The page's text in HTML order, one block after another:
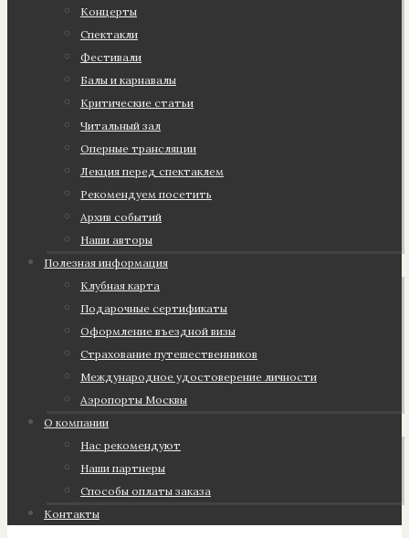
Концерты
Спектакли
Фестивали
Балы и карнавалы
Критические статьи
Читальный зал
Оперные трансляции
Лекция перед спектаклем
Рекомендуем посетить
Архив событий
Наши авторы
Полезная информация
Клубная карта
Подарочные сертификаты
Оформление въездной визы
Страхование путешественников
Международное удостоверение личности
Аэропорты Москвы
О компании
Нас рекомендуют
Наши партнеры
Cпособы оплаты заказа
Контакты